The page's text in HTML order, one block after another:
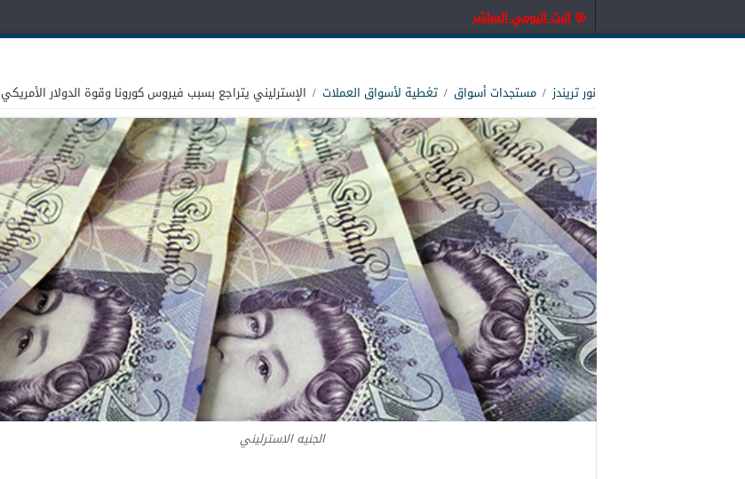
البث اليومي المباشر
نور تريندز / مستجدات أسواق / تغطية لأسواق العملات / الإسترليني يتراجع بسبب فيروس كورونا وقوة الدولار الأمريكي
الجنيه الاسترليني